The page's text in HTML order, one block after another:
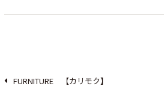
FURNITURE 【カリモク】